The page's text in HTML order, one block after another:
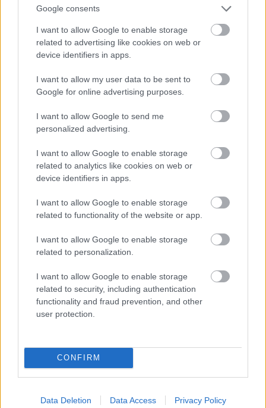
Google consents
I want to allow Google to enable storage
related to advertising like cookies on web or
device identifiers in apps.
I want to allow my user data to be sent to
Google for online advertising purposes.
I want to allow Google to send me
personalized advertising.
I want to allow Google to enable storage
related to analytics like cookies on web or
device identifiers in apps.
I want to allow Google to enable storage
related to functionality of the website or app.
I want to allow Google to enable storage
related to personalization.
I want to allow Google to enable storage
related to security, including authentication
functionality and fraud prevention, and other
user protection.
CONFIRM
Data Deletion Data Access Privacy Policy
sestavino: dobili boste pravo specialiteto
s popolnoma drugačnim okusom
Ta srbska solata velja za eno najbolj
priljubljenih na svetu: dietetičarka razkriva
originalni recept in koristi za zdravje
ZDRAVJE